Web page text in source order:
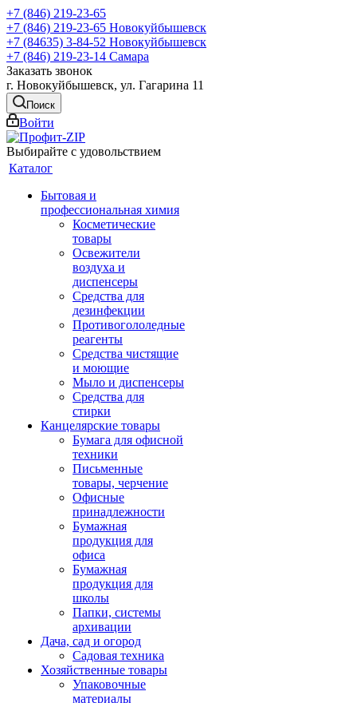
+7 (846) 219-23-65
+7 (846) 219-23-65 Новокуйбышевск
+7 (84635) 3-84-52 Новокуйбышевск
+7 (846) 219-23-14 Самара
Заказать звонок
г. Новокуйбышевск, ул. Гагарина 11
Поиск
Войти
Выбирайте с удовольствием
Каталог
Бытовая и
профессиональная химия
Косметические
товары
Освежители
воздуха и
диспенсеры
Средства для
дезинфекции
Противогололедные
реагенты
Средства чистящие
и моющие
Мыло и диспенсеры
Средства для
стирки
Канцелярские товары
Бумага для офисной
техники
Письменные
товары, черчение
Офисные
принадлежности
Бумажная
продукция для
офиса
Бумажная
продукция для
школы
Папки, системы
архивации
Дача, сад и огород
Садовая техника
Хозяйственные товары
Упаковочные
материалы